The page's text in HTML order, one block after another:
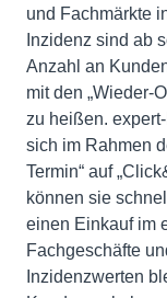
und Fachmärkte
Inzidenz sind ab
Anzahl an
mit den „Wieder-
zu heißen.
sich im Rahmen
Termin“ auf
können sie
einen Einkauf im
Fachgeschäfte
Inzidenzwerten